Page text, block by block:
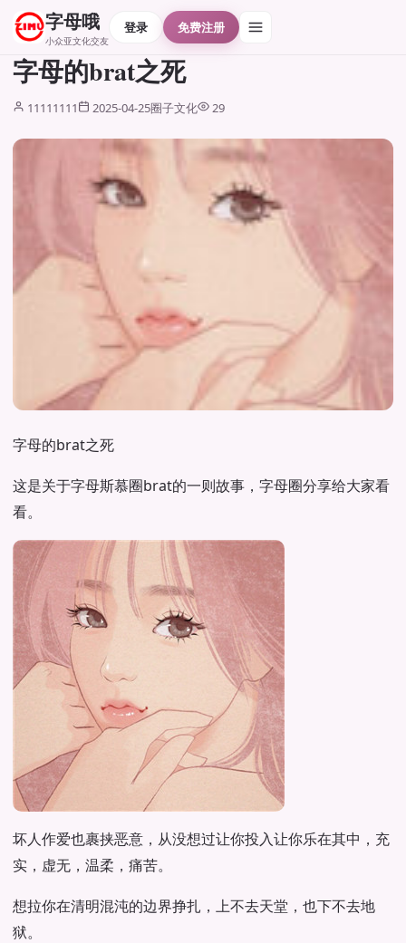
字母哦
小众亚文化交友
登录 免费注册
字母的brat之死
11111111 2025-04-25圈子文化 29
字母的brat之死
这是关于字母斯慕圈brat的一则故事，字母圈分享给大家看
看。
坏人作爱也裹挟恶意，从没想过让你投入让你乐在其中，充
实，虚无，温柔，痛苦。
想拉你在清明混沌的边界挣扎，上不去天堂，也下不去地
狱。